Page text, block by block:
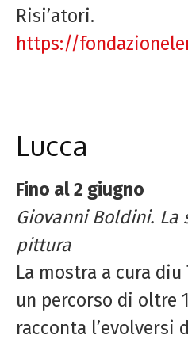
Risi’atori.
https://
Lucca
Fino al 2 giugno
Giovanni Boldini.
pittura
La mostra a cura diu
un percorso di oltre
racconta l’evolversi